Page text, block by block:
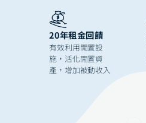
20年租金回饋
有效利用閒置設
施，活化閒置資
產，增加被動收入